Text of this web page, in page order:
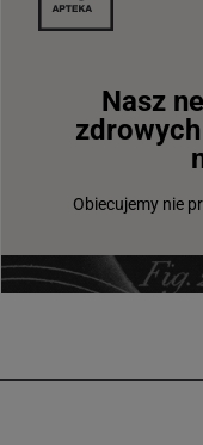
Nasz
Obiecujemy nie